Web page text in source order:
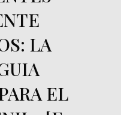
LA
EL